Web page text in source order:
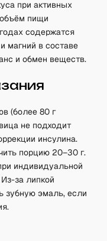
при активных
объём пищи
содержатся
магний в составе
и обмен веществ.
(более 80 г
не подходит
инсулина.
порцию 20–30 г.
индивидуальной
за липкой
зубную эмаль, если